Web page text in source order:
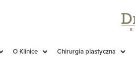
O Klinice Chirurgia plastyczna